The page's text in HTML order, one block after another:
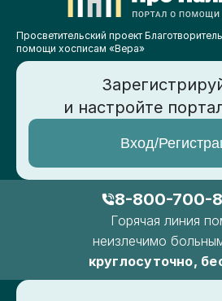
Просветительский проект
помощи хосписам «Вера»
и настройте
Вход/
8-800-700-
Горячая линия
неизлечимо
круглосуточно,